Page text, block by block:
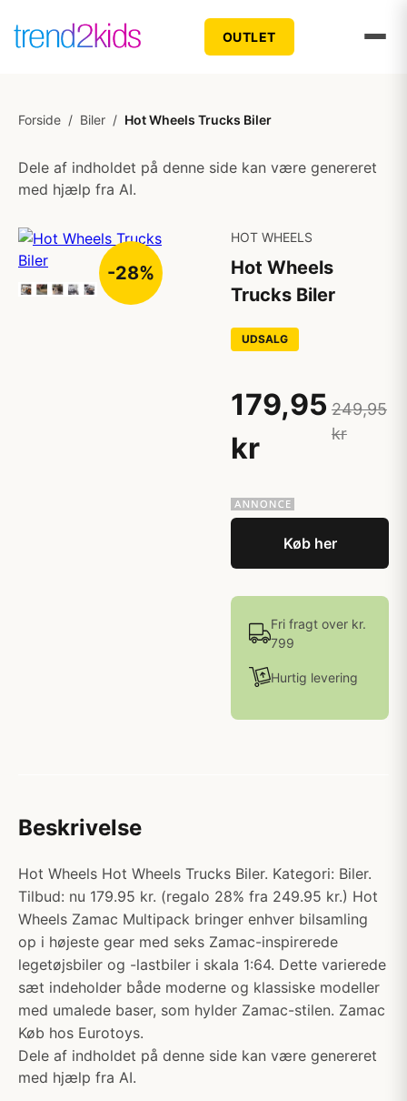
OUTLET
Forside / Biler / Hot Wheels Trucks Biler
Dele af indholdet på denne side kan være genereret
med hjælp fra AI.
-28%
HOT WHEELS
Hot Wheels
Trucks Biler
UDSALG
179,95
kr
249,95
kr
Køb her
Fri fragt over kr.
799
Hurtig levering
Beskrivelse
Hot Wheels Hot Wheels Trucks Biler. Kategori: Biler.
Tilbud: nu 179.95 kr. (regalo 28% fra 249.95 kr.) Hot
Wheels Zamac Multipack bringer enhver bilsamling
op i højeste gear med seks Zamac-inspirerede
legetøjsbiler og -lastbiler i skala 1:64. Dette varierede
sæt indeholder både moderne og klassiske modeller
med umalede baser, som hylder Zamac-stilen. Zamac
Køb hos Eurotoys.
Dele af indholdet på denne side kan være genereret
med hjælp fra AI.